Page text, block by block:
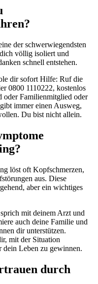
der schwerwiegendsten
völlig isoliert und
schnell entstehen.
dir sofort Hilfe: Ruf die
0800 1110222, kostenlos
oder Familienmitglied oder
immer einen Ausweg,
Du bist nicht allein.
löst oft Kopfschmerzen,
aus. Diese
aber ein wichtiges
mit deinem Arzt und
auch deine Familie und
dir unterstützen.
mit der Situation
Leben zu gewinnen.
durch